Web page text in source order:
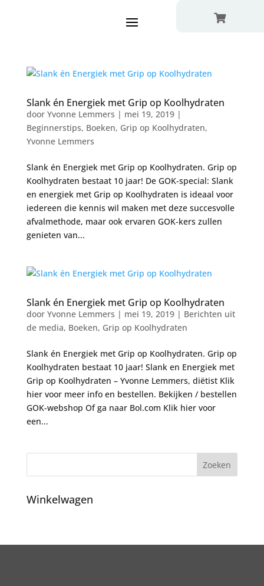

Slank én Energiek met Grip op Koolhydraten
door Yvonne Lemmers | mei 19, 2019|
Beginnerstips, Boeken, Grip op Koolhydraten,
Yvonne Lemmers
Slank én Energiek met Grip op Koolhydraten. Grip op
Koolhydraten bestaat 10 jaar! De GOK-special: Slank
en energiek met Grip op Koolhydraten is ideaal voor
iedereen die kennis wil maken met deze succesvolle
afvalmethode, maar ook ervaren GOK-kers zullen
genieten van...
Slank én Energiek met Grip op Koolhydraten
door Yvonne Lemmers | mei 19, 2019| Berichten uit
de media, Boeken, Grip op Koolhydraten
Slank én Energiek met Grip op Koolhydraten. Grip op
Koolhydraten bestaat 10 jaar! Slank en Energiek met
Grip op Koolhydraten – Yvonne Lemmers, diëtist Klik
hier voor meer info en bestellen. Bekijken / bestellen
GOK-webshop Of ga naar Bol.com Klik hier voor
een...
Winkelwagen